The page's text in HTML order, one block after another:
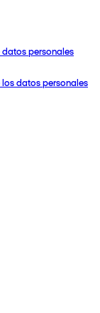
personales
datos personales